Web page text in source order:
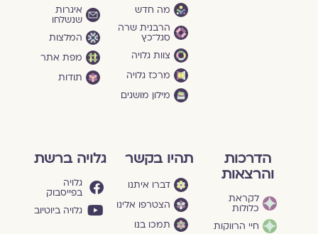
מה חדש
הרבנית שרה
סגל־כץ
צוות גלויה
מרכז גלויה
מילון מושגים
איגרות
שנשלחו
המלצות
מפת אתר
תודות
הדרכות
והרצאות
לקראת
כלולות
חיי הרווקות
תהיו בקשר
דברו איתנו
הצטרפו אלינו
תמכו בנו
גלויה ברשת
גלויה
בפייסבוק
גלויה ביוטיוב